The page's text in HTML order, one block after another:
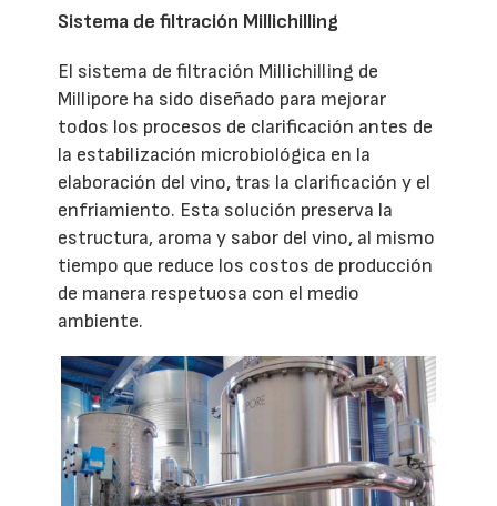
Sistema de filtración Millichilling
El sistema de filtración Millichilling de
Millipore ha sido diseñado para mejorar
todos los procesos de clarificación antes de
la estabilización microbiológica en la
elaboración del vino, tras la clarificación y el
enfriamiento. Esta solución preserva la
estructura, aroma y sabor del vino, al mismo
tiempo que reduce los costos de producción
de manera respetuosa con el medio
ambiente.